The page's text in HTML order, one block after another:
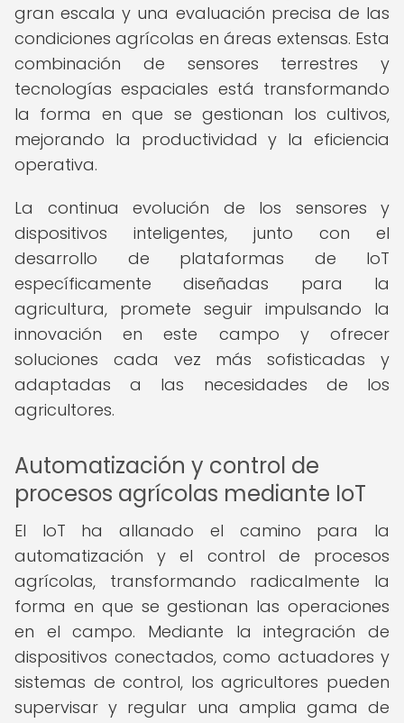
gran escala y una evaluación precisa de las
condiciones agrícolas en áreas extensas. Esta
combinación de sensores terrestres y
tecnologías espaciales está transformando
la forma en que se gestionan los cultivos,
mejorando la productividad y la eficiencia
operativa.
La continua evolución de los sensores y
dispositivos inteligentes, junto con el
desarrollo de plataformas de IoT
específicamente diseñadas para la
agricultura, promete seguir impulsando la
innovación en este campo y ofrecer
soluciones cada vez más sofisticadas y
adaptadas a las necesidades de los
agricultores.
Automatización y control de
procesos agrícolas mediante IoT
El IoT ha allanado el camino para la
automatización y el control de procesos
agrícolas, transformando radicalmente la
forma en que se gestionan las operaciones
en el campo. Mediante la integración de
dispositivos conectados, como actuadores y
sistemas de control, los agricultores pueden
supervisar y regular una amplia gama de